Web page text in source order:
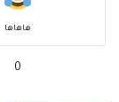
هاهاها
0